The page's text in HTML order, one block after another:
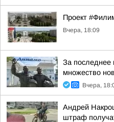
Проект
Вчера, 18:09
За последнее
множество
Вчера,
Андрей
штраф